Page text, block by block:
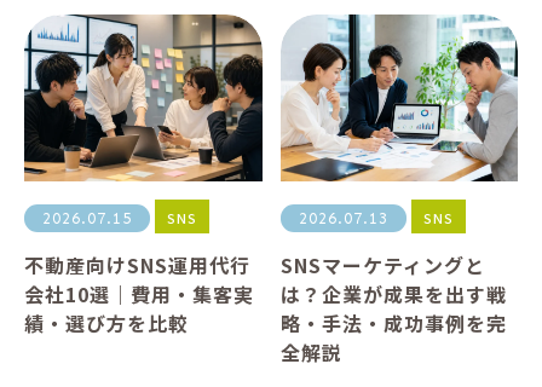
2026.07.15 SNS
不動産向けSNS運用代行
会社10選｜費用・集客実
績・選び方を比較
2026.07.13 SNS
SNSマーケティングと
は？企業が成果を出す戦
略・手法・成功事例を完
全解説